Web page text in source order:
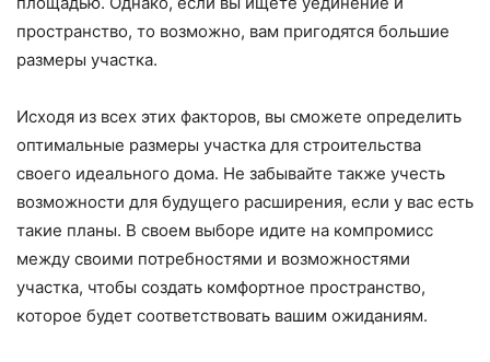
пространство, то возможно, вам пригодятся большие
размеры участка.
Исходя из всех этих факторов, вы сможете определить
оптимальные размеры участка для строительства
своего идеального дома. Не забывайте также учесть
возможности для будущего расширения, если у вас есть
такие планы. В своем выборе идите на компромисс
между своими потребностями и возможностями
участка, чтобы создать комфортное пространство,
которое будет соответствовать вашим ожиданиям.